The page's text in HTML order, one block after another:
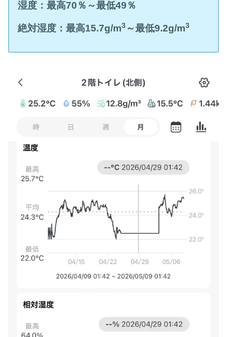
湿度：最高70％～最低49％
絶対湿度：最高15.7g/m3 ～最低9.2g/m3